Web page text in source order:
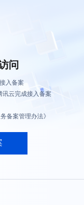
问
入备案
讯云完成接入备案
备案管理办法》